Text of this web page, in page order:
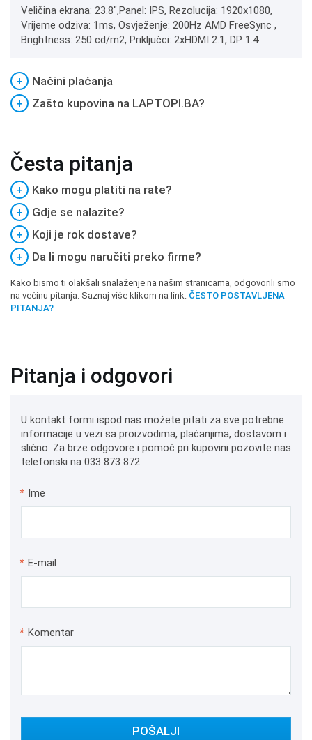
Veličina ekrana: 23.8",Panel: IPS, Rezolucija: 1920x1080,
Vrijeme odziva: 1ms, Osvježenje: 200Hz AMD FreeSync ,
Brightness: 250 cd/m2, Priključci: 2xHDMI 2.1, DP 1.4
+
Načini plaćanja
+
Zašto kupovina na LAPTOPI.BA?
Česta pitanja
+
Kako mogu platiti na rate?
+
Gdje se nalazite?
+
Koji je rok dostave?
+
Da li mogu naručiti preko firme?
Kako bismo ti olakšali snalaženje na našim stranicama, odgovorili smo
na većinu pitanja. Saznaj više klikom na link: ČESTO POSTAVLJENA
PITANJA?
Pitanja i odgovori
U kontakt formi ispod nas možete pitati za sve potrebne
informacije u vezi sa proizvodima, plaćanjima, dostavom i
slično. Za brze odgovore i pomoć pri kupovini pozovite nas
telefonski na 033 873 872.
* Ime
* E-mail
* Komentar
POŠALJI